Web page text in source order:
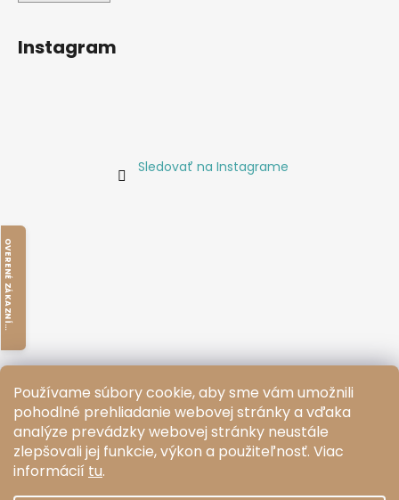
Používame súbory cookie, aby sme vám umožnili
pohodlné prehliadanie webovej stránky a vďaka
analýze prevádzky webovej stránky neustále
zlepšovali jej funkcie, výkon a použiteľnosť. Viac
informácií tu.
Instagram
Sledovať na Instagrame
Facebook
O
V
E
R
E
N
É
Z
Á
K
A
Z
N
Í
K
M
I
OVERENÉZÁKAZNÍ
KMI